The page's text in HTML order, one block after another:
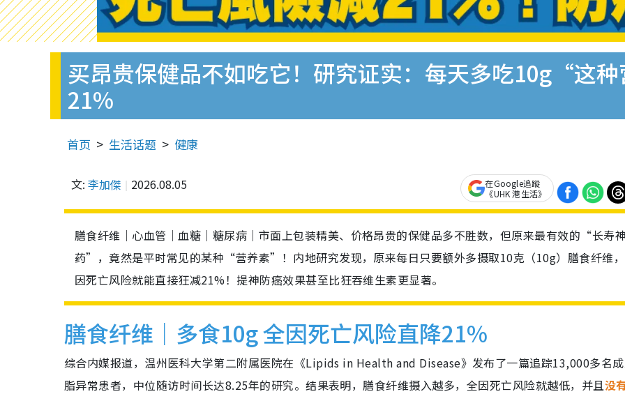
买昂贵保健品不如吃它！研究证实：每天多吃10g“这
21%
首页 生活话题 健康
文: 李加傑 2026.08.05
在Google追蹤
《UHK 港生活》
膳食纤维｜心血管｜血糖｜糖尿病｜市面上包装精美、价格昂贵的保健品多不胜数，但原来最有效的“长寿神
药”，竟然是平时常见的某种“营养素”！内地研究发现，原来每日只要额外多摄取10克（10g）膳食纤维
因死亡风险就能直接狂减21%！提神防癌效果甚至比狂吞维生素更显著。
膳食纤维｜多食10g 全因死亡风险直降21%
综合内媒报道，温州医科大学第二附属医院在《Lipids in Health and Disease》发布了一篇追踪13,000多名
脂异常患者，中位随访时间长达8.25年的研究。结果表明，膳食纤维摄入越多，全因死亡风险就越低，并且没